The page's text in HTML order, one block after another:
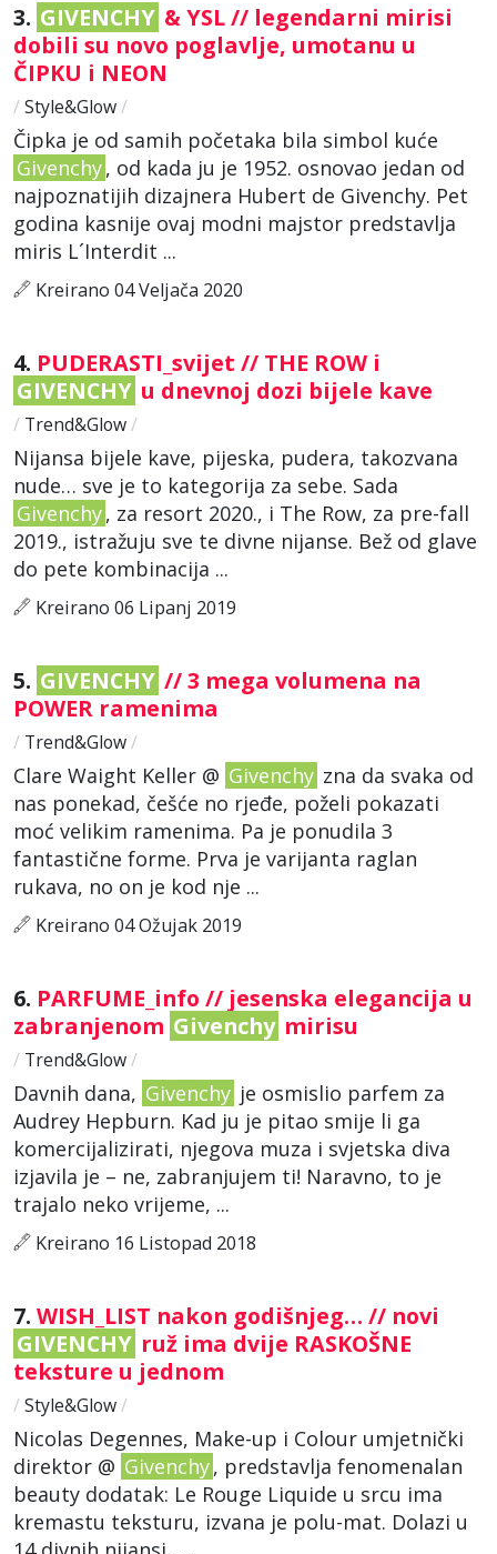
3. GIVENCHY & YSL // legendarni mirisi
dobili su novo poglavlje, umotanu u
ČIPKU i NEON
/ Style&Glow/
Čipka je od samih početaka bila simbol kuće
Givenchy, od kada ju je 1952. osnovao jedan od
najpoznatijih dizajnera Hubert de Givenchy. Pet
godina kasnije ovaj modni majstor predstavlja
miris L´Interdit ...
Kreirano 04 Veljača 2020
4. PUDERASTI_svijet // THE ROW i
GIVENCHY u dnevnoj dozi bijele kave
/ Trend&Glow/
Nijansa bijele kave, pijeska, pudera, takozvana
nude… sve je to kategorija za sebe. Sada
Givenchy, za resort 2020., i The Row, za pre-fall
2019., istražuju sve te divne nijanse. Bež od glave
do pete kombinacija ...
Kreirano 06 Lipanj 2019
5. GIVENCHY // 3 mega volumena na
POWER ramenima
/ Trend&Glow/
Clare Waight Keller @ Givenchy zna da svaka od
nas ponekad, češće no rjeđe, poželi pokazati
moć velikim ramenima. Pa je ponudila 3
fantastične forme. Prva je varijanta raglan
rukava, no on je kod nje ...
Kreirano 04 Ožujak 2019
6. PARFUME_info // jesenska elegancija u
zabranjenom Givenchy mirisu
/ Trend&Glow/
Davnih dana, Givenchy je osmislio parfem za
Audrey Hepburn. Kad ju je pitao smije li ga
komercijalizirati, njegova muza i svjetska diva
izjavila je – ne, zabranjujem ti! Naravno, to je
trajalo neko vrijeme, ...
Kreirano 16 Listopad 2018
7. WISH_LIST nakon godišnjeg… // novi
GIVENCHY ruž ima dvije RASKOŠNE
teksture u jednom
/ Style&Glow/
Nicolas Degennes, Make-up i Colour umjetnički
direktor @ Givenchy, predstavlja fenomenalan
beauty dodatak: Le Rouge Liquide u srcu ima
kremastu teksturu, izvana je polu-mat. Dolazi u